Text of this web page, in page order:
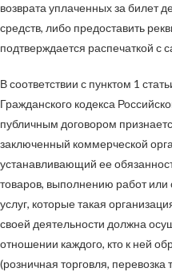
возврата уплаченных за билет
средств, либо предоставить
подтверждается распечаткой с
В соответствии с пунктом 1
Гражданского кодекса
публичным договором
заключенный коммерческой
устанавливающий ее
товаров, выполнению работ или
услуг, которые такая
своей деятельности должна
отношении каждого, кто к ней
(розничная торговля, перевозка